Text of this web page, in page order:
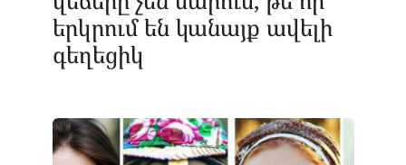
երկրում են կանայք ավելի
գեղեցիկ